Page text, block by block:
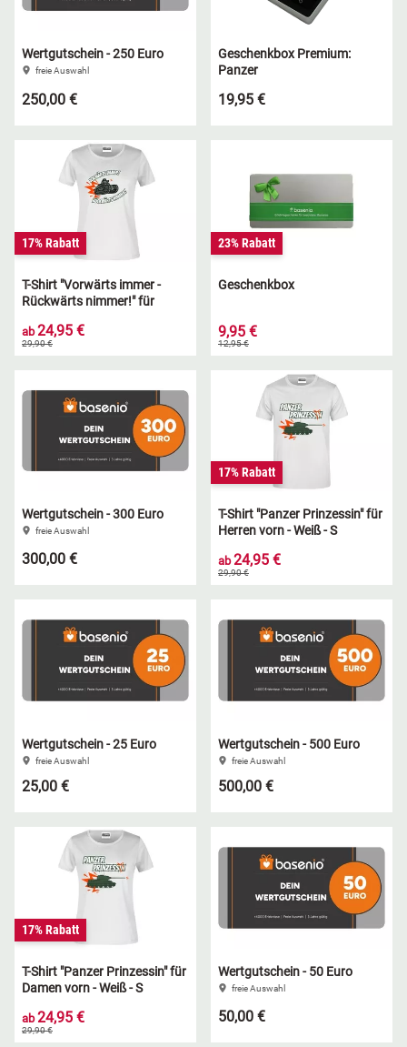
Wertgutschein - 250 Euro
freie Auswahl
250,00 €
Geschenkbox Premium:
Panzer
19,95 €
17% Rabatt
T-Shirt "Vorwärts immer -
Rückwärts nimmer!" für
ab24,95 €
29,90 €
23% Rabatt
Geschenkbox
9,95 €
12,95 €
Wertgutschein - 300 Euro
freie Auswahl
300,00 €
17% Rabatt
T-Shirt "Panzer Prinzessin" für
Herren vorn - Weiß - S
ab24,95 €
29,90 €
Wertgutschein - 25 Euro
freie Auswahl
25,00 €
Wertgutschein - 500 Euro
freie Auswahl
500,00 €
17% Rabatt
T-Shirt "Panzer Prinzessin" für
Damen vorn - Weiß - S
ab24,95 €
29,90 €
Wertgutschein - 50 Euro
freie Auswahl
50,00 €